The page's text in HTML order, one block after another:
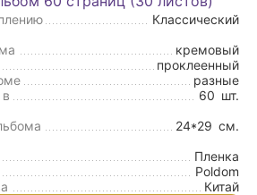
Классический
кремовый
проклеенный
разные
60 шт.
24*29 см.
Пленка
Poldom
Китай